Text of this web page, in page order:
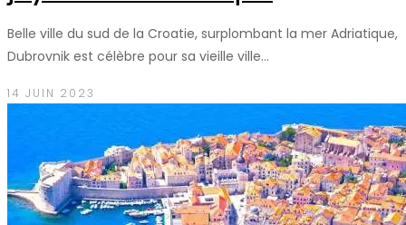
Belle ville du sud de la Croatie, surplombant la mer Adriatique,
Dubrovnik est célèbre pour sa vieille ville…
14 JUIN 2023